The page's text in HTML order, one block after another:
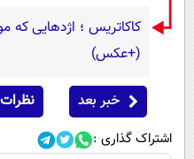
کاکاتریس ؛ اژدهایی
(+عکس)
خبر بعد
اشتراک گذاری :